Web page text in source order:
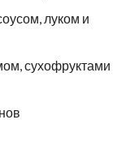
луком и
сухофруктами